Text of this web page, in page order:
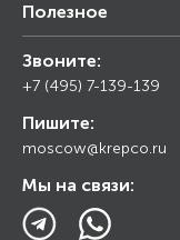
Снабжение строительства
Торговым организациям
Полезное
Калькулятор
Прайс лист
Ответы на вопросы
Блог
Звоните:
+7 (495) 7-139-139
Пишите:
moscow@krepco.ru
Мы на связи: